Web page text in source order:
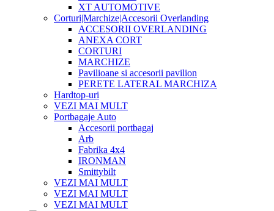
XT AUTOMOTIVE
Corturi|Marchize|Accesorii Overlanding
ACCESORII OVERLANDING
ANEXA CORT
CORTURI
MARCHIZE
Pavilioane si accesorii pavilion
PERETE LATERAL MARCHIZA
Hardtop-uri
VEZI MAI MULT
Portbagaje Auto
Accesorii portbagaj
Arb
Fabrika 4x4
IRONMAN
Smittybilt
VEZI MAI MULT
VEZI MAI MULT
VEZI MAI MULT